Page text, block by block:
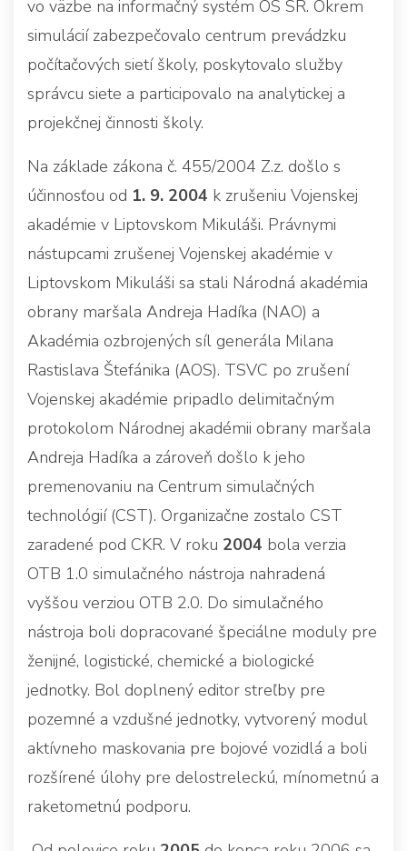
vo väzbe na informačný systém OS SR. Okrem
simulácií zabezpečovalo centrum prevádzku
počítačových sietí školy, poskytovalo služby
správcu siete a participovalo na analytickej a
projekčnej činnosti školy.
Na základe zákona č. 455/2004 Z.z. došlo s
účinnosťou od 1. 9. 2004 k zrušeniu Vojenskej
akadémie v Liptovskom Mikuláši. Právnymi
nástupcami zrušenej Vojenskej akadémie v
Liptovskom Mikuláši sa stali Národná akadémia
obrany maršala Andreja Hadíka (NAO) a
Akadémia ozbrojených síl generála Milana
Rastislava Štefánika (AOS). TSVC po zrušení
Vojenskej akadémie pripadlo delimitačným
protokolom Národnej akadémii obrany maršala
Andreja Hadíka a zároveň došlo k jeho
premenovaniu na Centrum simulačných
technológií (CST). Organizačne zostalo CST
zaradené pod CKR. V roku 2004 bola verzia
OTB 1.0 simulačného nástroja nahradená
vyššou verziou OTB 2.0. Do simulačného
nástroja boli dopracované špeciálne moduly pre
ženijné, logistické, chemické a biologické
jednotky. Bol doplnený editor streľby pre
pozemné a vzdušné jednotky, vytvorený modul
aktívneho maskovania pre bojové vozidlá a boli
rozšírené úlohy pre delostreleckú, mínometnú a
raketometnú podporu.